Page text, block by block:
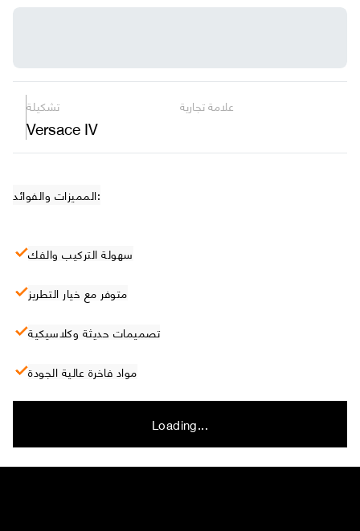
تشكيلة
Versace IV
علامة تجارية
المميزات والفوائد:
سهولة التركيب والفك
متوفر مع خيار التطريز
تصميمات حديثة وكلاسيكية
مواد فاخرة عالية الجودة
Loading...